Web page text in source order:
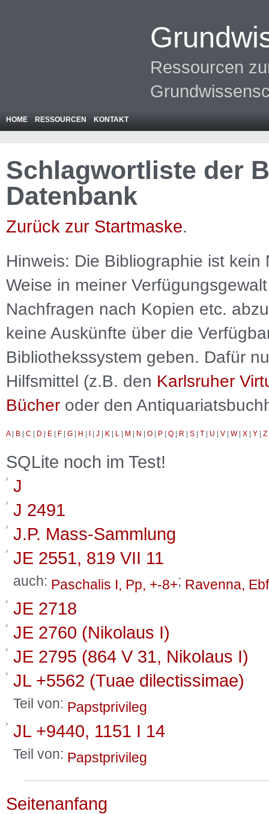
Ressourcen
HOME RESSOURCEN KONTAKT
Schlagwortliste der
Datenbank
Zurück zur Startmaske.
Hinweis: Die Bibliographie ist kein
Weise in meiner
Nachfragen nach Kopien etc.
keine Auskünfte über die
Bibliothekssystem geben. Dafür
Hilfsmittel (z.B. den Karlsruher
Bücher oder den
A| B C D E F G H J K L M N O P Q R S T U V W| X Y Z
SQLite noch im Test!
J
J 2491
J.P. Mass-Sammlung
JE 2551, 819 VII 11
auch: Paschalis I, Pp, +-8+; Ravenna, Ebf
JE 2718
JE 2760 (Nikolaus I)
JE 2795 (864 V 31, Nikolaus I)
JL +5562 (Tuae dilectissimae)
Teil von: Papstprivileg
JL +9440, 1151 I 14
Teil von: Papstprivileg
Seitenanfang